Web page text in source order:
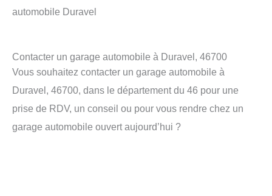
automobile Duravel
Contacter un garage automobile à Duravel, 46700
Vous souhaitez contacter un garage automobile à
Duravel, 46700, dans le département du 46 pour une
prise de RDV, un conseil ou pour vous rendre chez un
garage automobile ouvert aujourd’hui ?